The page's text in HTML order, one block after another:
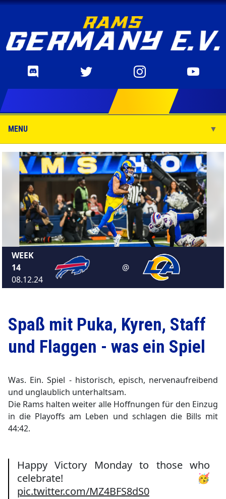
MENU ▼
WEEK
14
08.12.24
@
Spaß mit Puka, Kyren, Staff
und Flaggen - was ein Spiel
Was. Ein. Spiel - historisch, episch, nervenaufreibend
und unglaublich unterhaltsam.
Die Rams halten weiter alle Hoffnungen für den Einzug
in die Playoffs am Leben und schlagen die Bills mit
44:42.
Happy Victory Monday to those who
celebrate! 🥳
pic.twitter.com/MZ4BFS8dS0